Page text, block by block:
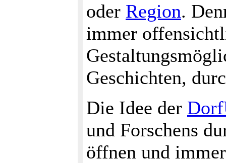
oder Region.
immer
Geschichten,
Die Idee der
und Forschens
öffnen und